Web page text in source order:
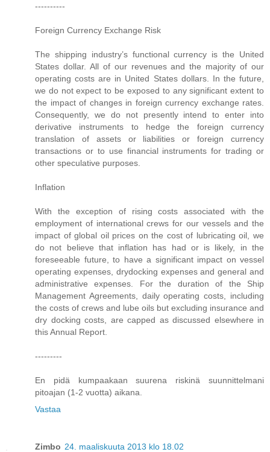
----------
Foreign Currency Exchange Risk
The shipping industry’s functional currency is the United
States dollar. All of our revenues and the majority of our
operating costs are in United States dollars. In the future,
we do not expect to be exposed to any significant extent to
the impact of changes in foreign currency exchange rates.
Consequently, we do not presently intend to enter into
derivative instruments to hedge the foreign currency
translation of assets or liabilities or foreign currency
transactions or to use financial instruments for trading or
other speculative purposes.
Inflation
With the exception of rising costs associated with the
employment of international crews for our vessels and the
impact of global oil prices on the cost of lubricating oil, we
do not believe that inflation has had or is likely, in the
foreseeable future, to have a significant impact on vessel
operating expenses, drydocking expenses and general and
administrative expenses. For the duration of the Ship
Management Agreements, daily operating costs, including
the costs of crews and lube oils but excluding insurance and
dry docking costs, are capped as discussed elsewhere in
this Annual Report.
---------
En pidä kumpaakaan suurena riskinä suunnittelmani
pitoajan (1-2 vuotta) aikana.
Vastaa
Zimbo 24. maaliskuuta 2013 klo 18.02